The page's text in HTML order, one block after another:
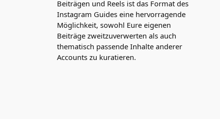
Beiträgen und Reels ist das Format des
Instagram Guides eine hervorragende
Möglichkeit, sowohl Eure eigenen
Beiträge zweitzuverwerten als auch
thematisch passende Inhalte anderer
Accounts zu kuratieren.